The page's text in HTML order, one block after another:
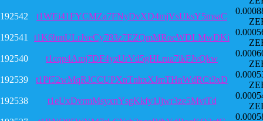
192542
t1WEi41FYCMZa7FNyDvXD4mjVsUksY5msaC
192541
t1K6bmULrJveCy783z7EZQmMRoeWDLMwDKi
192540
t1cqp4Amj7DF4yzUrVd5gHLrua7ikFJvQkw
192539
t1Pf52wMqRJCCUPXnTnhxXJmTHnWdRCt3xD
192538
t1eUxDvrmMsyxnYsgKkfy1Jjwr3ze5MviTd